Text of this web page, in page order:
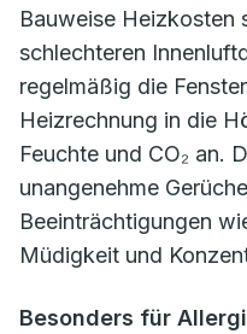
Bauweise Heizkosten
schlechteren
regelmäßig die
Heizrechnung in die
Feuchte und CO₂ an.
unangenehme
Beeinträchtigungen
Müdigkeit und
Besonders für